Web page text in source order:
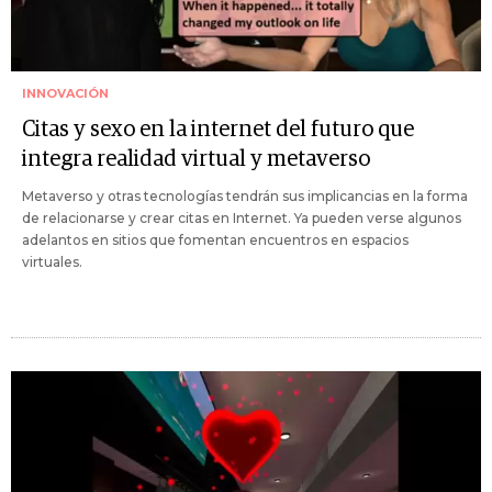
INNOVACIÓN
Citas y sexo en la internet del futuro que
integra realidad virtual y metaverso
Metaverso y otras tecnologías tendrán sus implicancias en la forma
de relacionarse y crear citas en Internet. Ya pueden verse algunos
adelantos en sitios que fomentan encuentros en espacios
virtuales.